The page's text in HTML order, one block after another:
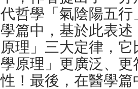
代哲學「氣陰陽五
學篇中，基於此表
原理」三大定律，
學原理」更廣泛、
性！最後，在醫學